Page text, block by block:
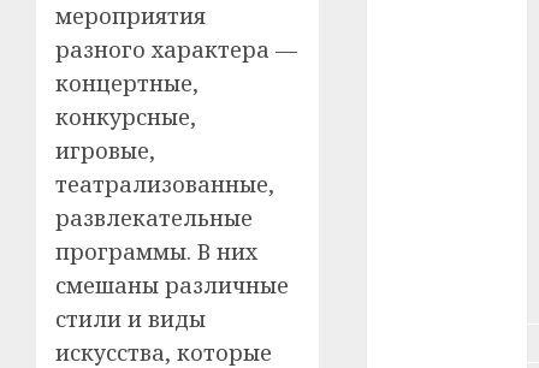
мероприятия
разного характера —
концертные,
конкурсные,
игровые,
театрализованные,
развлекательные
программы. В них
смешаны различные
стили и виды
искусства, которые